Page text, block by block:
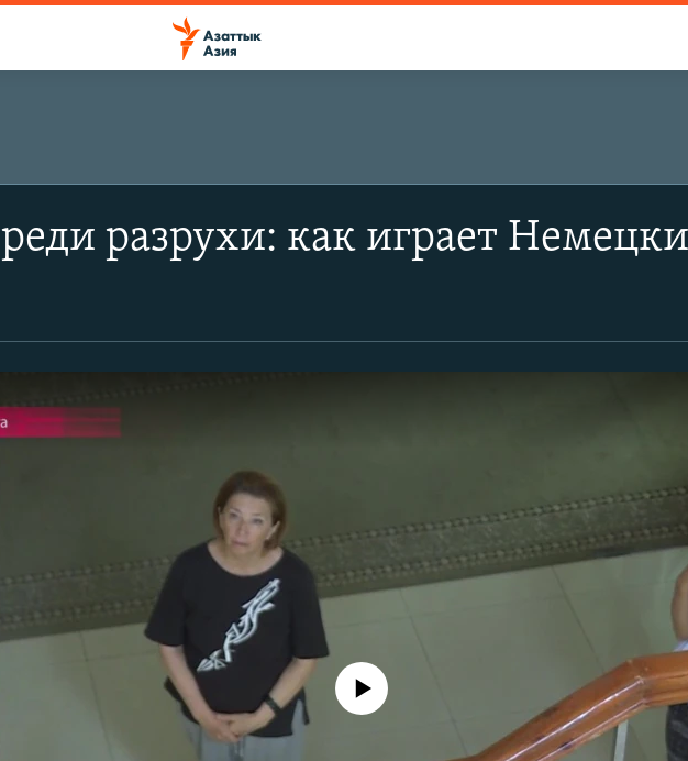
разрухи: как играет
No media source currently available